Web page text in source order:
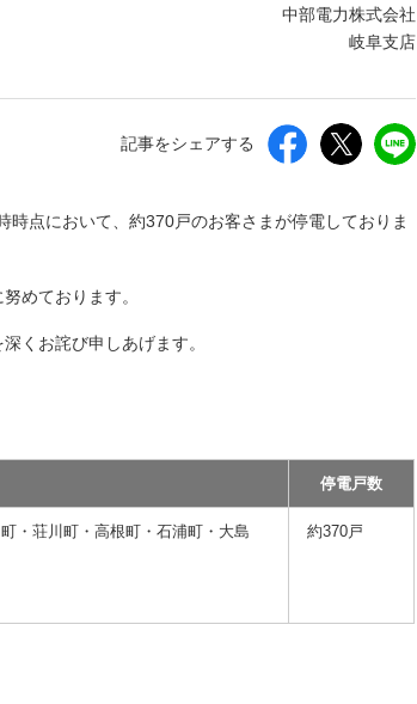
中部電力株式会社
岐阜支店
記事をシェアする
点において、約370戸のお客さまが停電しておりま
めております。
くお詫び申しあげます。
停電戸数
・荘川町・高根町・石浦町・大島
約370戸